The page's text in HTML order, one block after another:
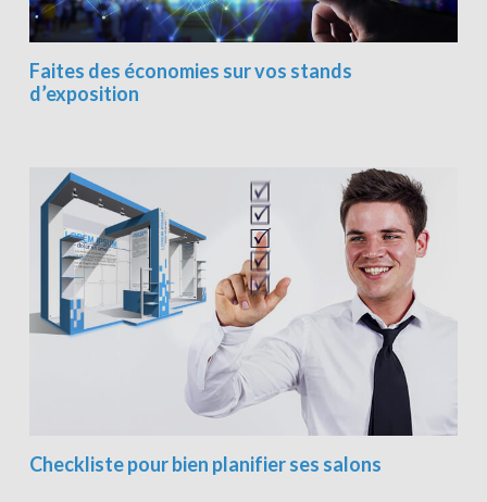
Faites des économies sur vos stands
d’exposition
Checkliste pour bien planifier ses salons